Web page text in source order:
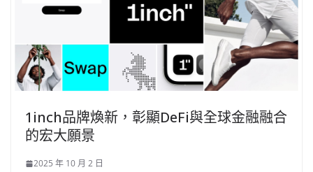
1inch品牌煥新，彰顯DeFi與全球金融融合
的宏大願景
2025 年 10 月 2 日